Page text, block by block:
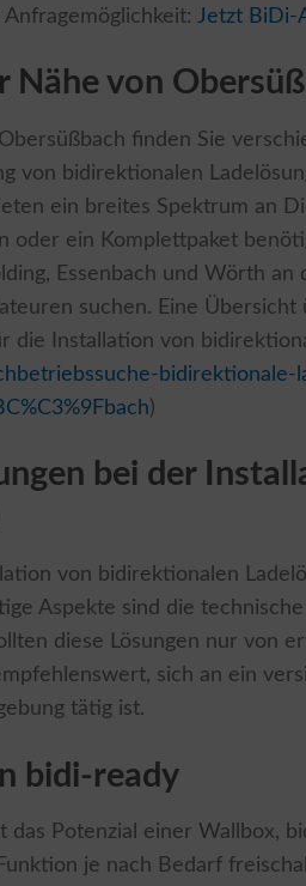
Jetzt BiDi-
Nähe von
finden Sie
von bidirektionalen
ein breites Spektrum an
oder ein Komplettpaket
Essenbach und Wörth
suchen. Eine
die Installation von
bidirektionale-
)
bei der
von bidirektionalen
Aspekte sind die
diese Lösungen nur von
sich an ein
tätig ist.
bidi-ready
das Potenzial einer Wallbox,
je nach Bedarf